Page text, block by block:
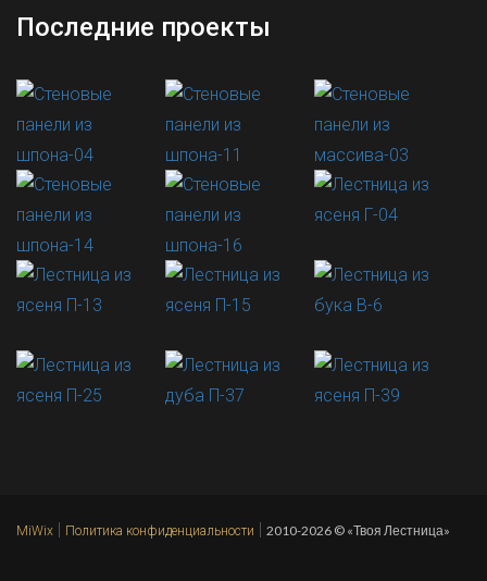
Последние проекты
MiWix | Политика конфиденциальности | 2010-2026 © «Твоя Лестница»